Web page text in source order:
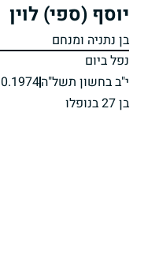
יוסף (ספי) לוין
בן נתניה ומנחם
נפל ביום
י"ב בחשון תשל"ה
בן 27 בנופלו